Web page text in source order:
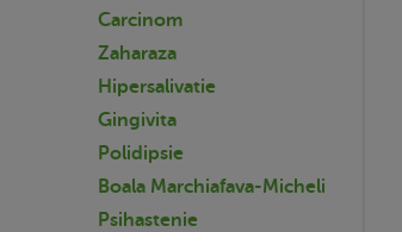
Carcinom
Zaharaza
Hipersalivatie
Gingivita
Polidipsie
Boala Marchiafava-Micheli
Psihastenie